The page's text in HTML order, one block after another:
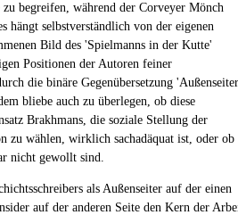
begreifen, während der Corveyer Mönch
hängt selbstverständlich von der eigenen
Bild des 'Spielmanns in der Kutte'
Positionen der Autoren feiner
die binäre Gegenübersetzung
bliebe auch zu überlegen, ob diese
Brakhmans, die soziale Stellung der
zu wählen, wirklich sachadäquat ist, oder ob
nicht gewollt sind.
als Außenseiter auf der einen
auf der anderen Seite den Kern der